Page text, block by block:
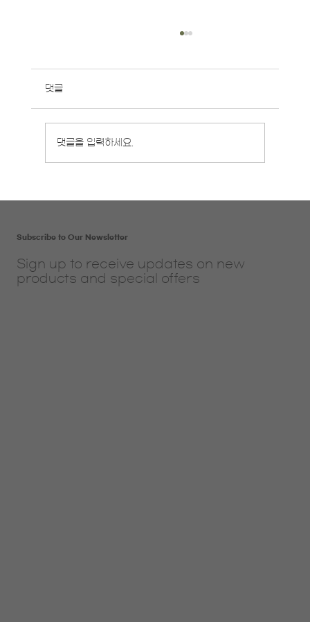
댓글
댓글을 입력하세요.
Subscribe to Our Newsletter
Sign up to receive updates on new
products and special offers